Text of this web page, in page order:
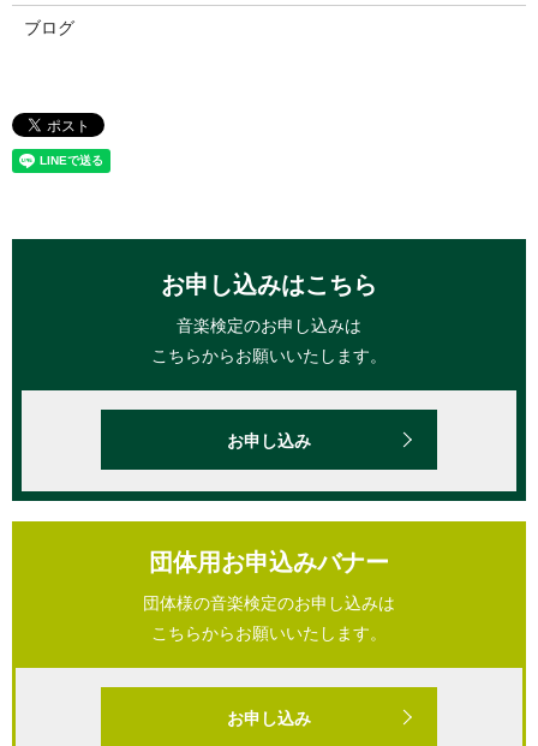
ブログ
お申し込みはこちら
音楽検定のお申し込みは
こちらからお願いいたします。
お申し込み
団体用お申込みバナー
団体様の音楽検定のお申し込みは
こちらからお願いいたします。
お申し込み